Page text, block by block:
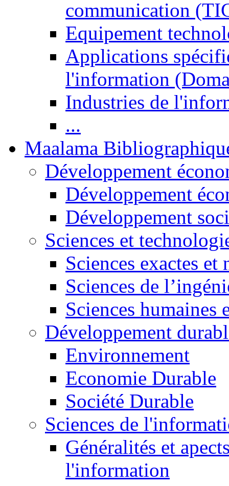
communication
Equipement
Applications
l'information
Industries de
...
Maalama
Développement
Développement
Développement
Sciences et
Sciences exactes et
Sciences de
Sciences humaines
Développement
Environnement
Economie Durable
Société Durable
Sciences de
Généralités et
l'information